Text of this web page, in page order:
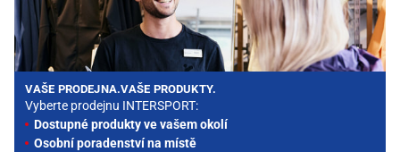
VAŠE PRODEJNA.VAŠE PRODUKTY.
Vyberte prodejnu INTERSPORT:
Dostupné produkty ve vašem okolí
Osobní poradenství na místě